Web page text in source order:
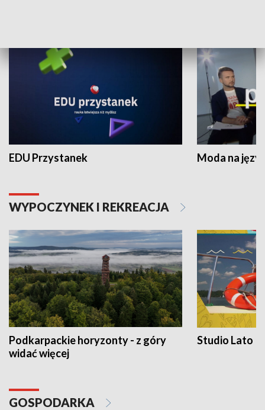
EDU Przystanek Moda na
WYPOCZYNEK I REKREACJA
Podkarpackie horyzonty - z góry
widać więcej
Studio Lato
GOSPODARKA